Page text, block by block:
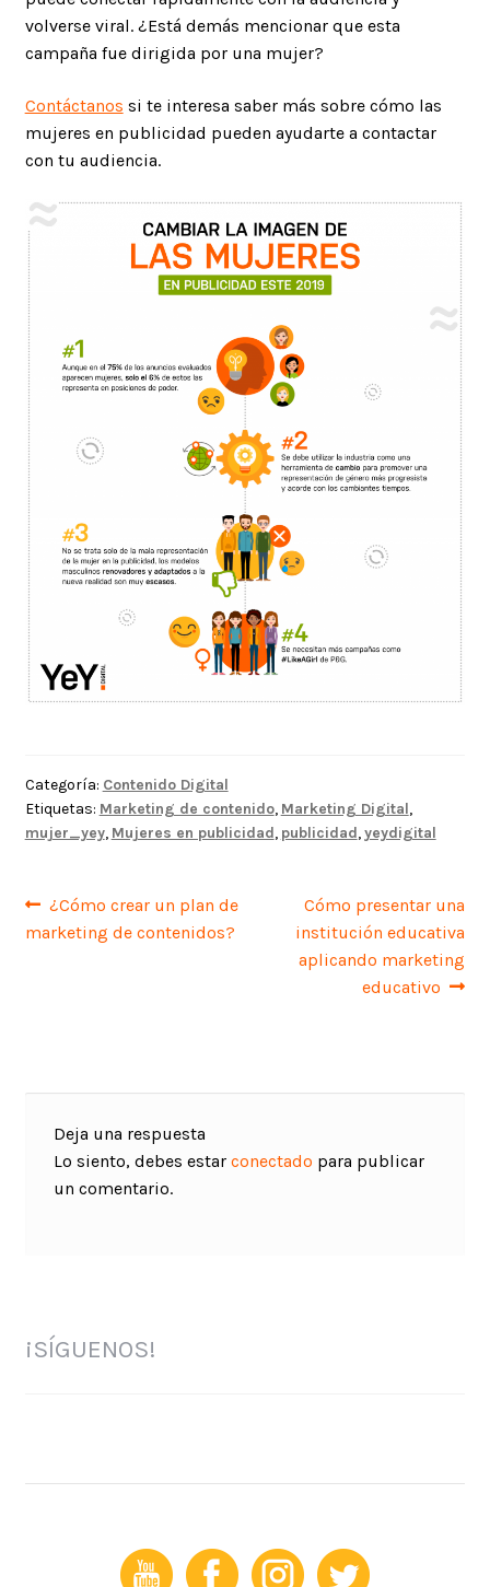
volverse viral. ¿Está demás mencionar que esta
campaña fue dirigida por una mujer?
Contáctanos si te interesa saber más sobre cómo las
mujeres en publicidad pueden ayudarte a contactar
con tu audiencia.
Categoría: Contenido Digital
Etiquetas: Marketing de contenido, Marketing Digital,
mujer_yey, Mujeres en publicidad, publicidad,yeydigital
Navegación
de
Anterior:
¿Cómo crear un plan de
marketing de contenidos?
Siguiente:
Cómo presentar una
institución educativa
aplicando marketing
educativo
Deja una respuesta
Lo siento, debes estar conectado para publicar
un comentario.
¡SÍGUENOS!